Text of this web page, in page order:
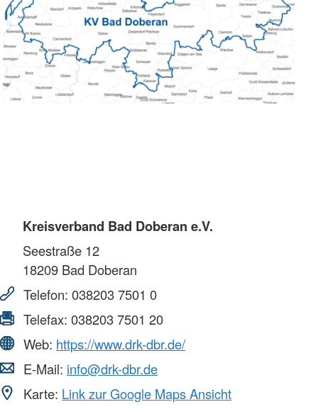
Kreisverband Bad Doberan e.V.
Seestraße 12
18209 Bad Doberan
Telefon: 038203 7501 0
Telefax: 038203 7501 20
Web: https://www.drk-dbr.de/
E-Mail: info@drk-dbr.de
Karte: Link zur Google Maps Ansicht